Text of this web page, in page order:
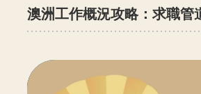
澳洲工作概況攻略：求職管